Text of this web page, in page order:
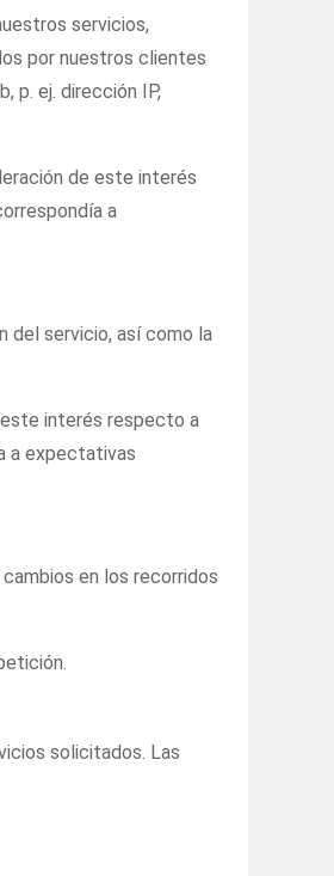
servicios,
por nuestros clientes
p. ej. dirección IP,
de este interés
a
del servicio, así como la
interés respecto a
a expectativas
en los recorridos
solicitados. Las